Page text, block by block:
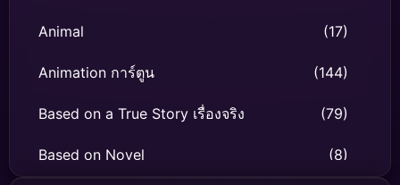
Animal (17)
Animation การ์ตูน (144)
Based on a True Story เรื่องจริง (79)
Based on Novel (8)